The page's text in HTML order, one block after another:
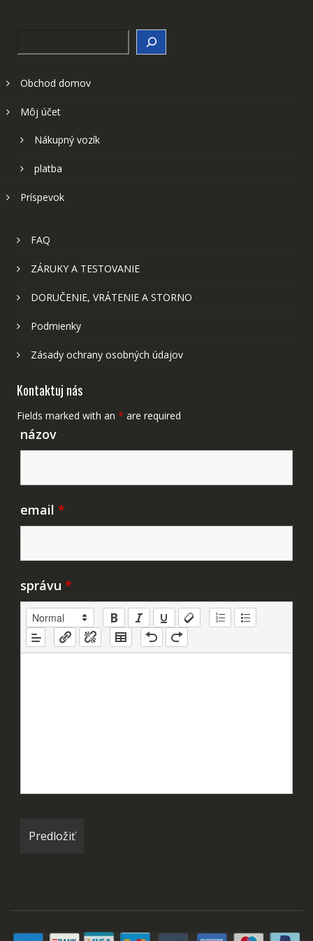
Obchod domov
Môj účet
Nákupný vozík
platba
Príspevok
FAQ
ZÁRUKY A TESTOVANIE
DORUČENIE, VRÁTENIE A STORNO
Podmienky
Zásady ochrany osobných údajov
Kontaktuj nás
Fields marked with an * are required
názov
email *
správu *